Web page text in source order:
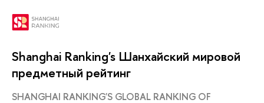
Shanghai Ranking's Шанхайский мировой
предметный рейтинг
SHANGHAI RANKING'S GLOBAL RANKING OF